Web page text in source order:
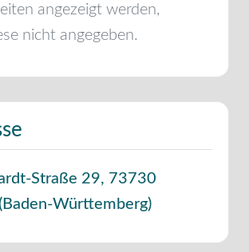
angezeigt werden,
nicht angegeben.
Straße 29, 73730
Baden-Württemberg)